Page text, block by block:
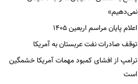
نمی‌دهیم»
اعلام پایان مراسم اربعین ۱۴۰۵
توقف صادرات نفت عربستان به آمریکا
ترامپ از افشای کمبود مهمات آمریکا خشمگین
است